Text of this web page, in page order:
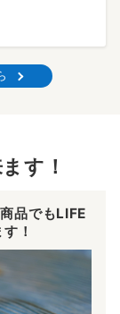
す！
品でもLIFE
！